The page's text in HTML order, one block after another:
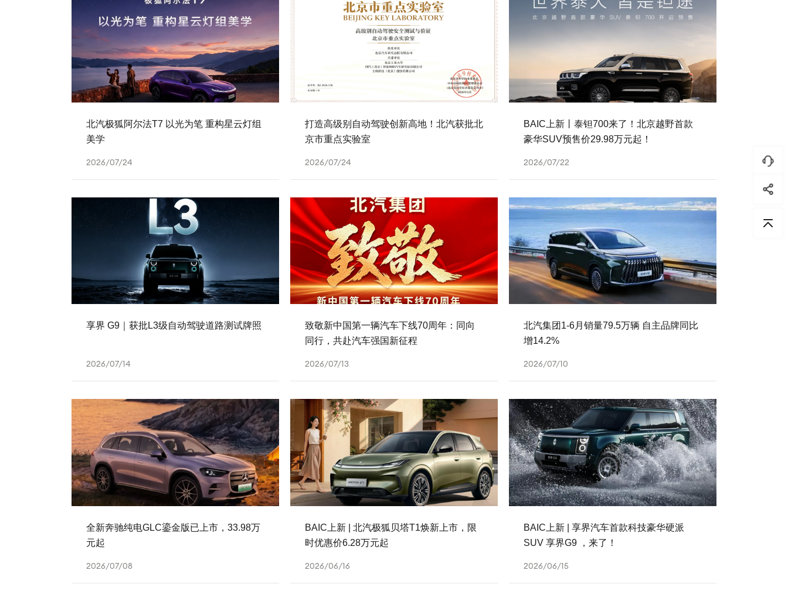
北汽极狐阿尔法T7 以光为笔 重构星云灯组
美学
2026/07/24
打造高级别自动驾驶创新高地！北汽获批北
京市重点实验室
2026/07/24
BAIC上新丨泰钽700来了！北京越野首款
豪华SUV预售价29.98万元起！
2026/07/22
享界 G9｜获批L3级自动驾驶道路测试牌照
2026/07/14
致敬新中国第一辆汽车下线70周年：同向
同行，共赴汽车强国新征程
2026/07/13
北汽集团1-6月销量79.5万辆 自主品牌同比
增14.2%
2026/07/10
全新奔驰纯电GLC鎏金版已上市，33.98万
元起
2026/07/08
BAIC上新 | 北汽极狐贝塔T1焕新上市，限
时优惠价6.28万元起
2026/06/16
BAIC上新 | 享界汽车首款科技豪华硬派
SUV 享界G9 ，来了！
2026/06/15